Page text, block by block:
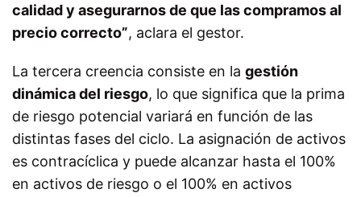
calidad y asegurarnos de que las compramos al
precio correcto”, aclara el gestor.
La tercera creencia consiste en la gestión
dinámica del riesgo, lo que significa que la prima
de riesgo potencial variará en función de las
distintas fases del ciclo. La asignación de activos
es contracíclica y puede alcanzar hasta el 100%
en activos de riesgo o el 100% en activos